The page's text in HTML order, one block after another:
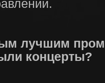
лучшим
концерты?